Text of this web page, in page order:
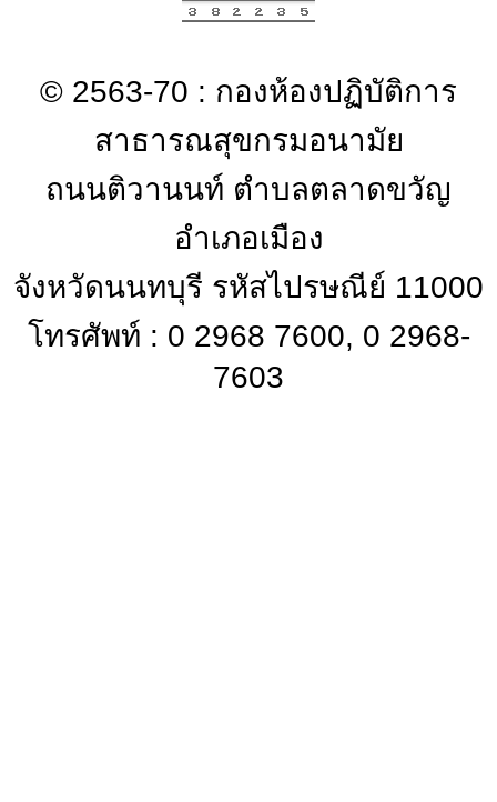
© 2563-70 : กองห้องปฏิบัติการ
สาธารณสุขกรมอนามัย
ถนนติวานนท์ ตำบลตลาดขวัญ
อำเภอเมือง
จังหวัดนนทบุรี รหัสไปรษณีย์ 11000
โทรศัพท์ : 0 2968 7600, 0 2968-
7603